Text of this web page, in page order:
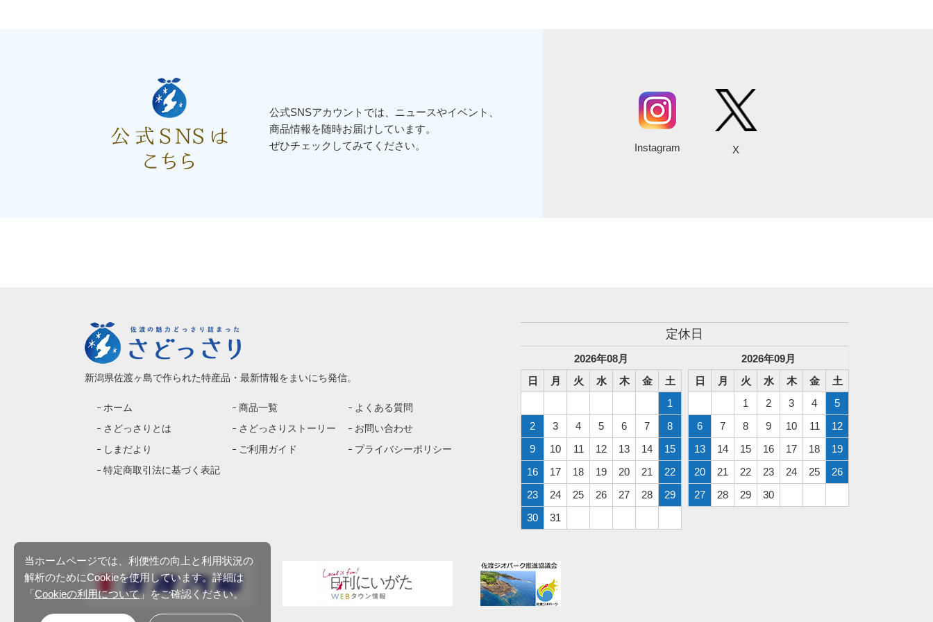
公式SNSアカウントでは、ニュースやイベント、
商品情報を随時お届けしています。
ぜひチェックしてみてください。
Instagram X
新潟県佐渡ヶ島で作られた特産品・最新情報をまいにち発信。
ホーム
さどっさりとは
しまだより
特定商取引法に基づく表記
商品一覧
さどっさりストーリー
ご利用ガイド
よくある質問
お問い合わせ
プライバシーポリシー
定休日
2026年08月
日
月 火 水 木 金
土
1
2
3 4 5 6 7
8
9
10 11 12 13 14
15
16
17 18 19 20 21
22
23
24 25 26 27 28
29
30
31
2026年09月
日
月 火 水 木 金
土
1
2 3 4
5
6
7 8 9 10 11
12
13
14 15 16 17 18
19
20
21 22 23 24 25
26
27
28 29 30
当ホームページでは、利便性の向上と利用状況の
解析のためにCookieを使用しています。詳細は
「Cookieの利用について」をご確認ください。